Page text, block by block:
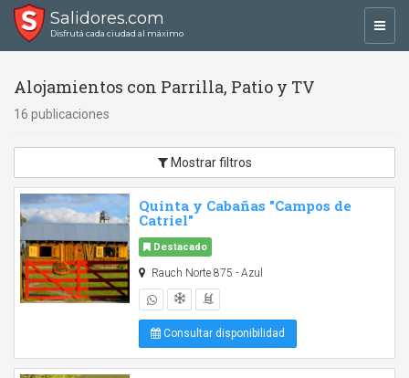
Salidores.com
Disfrutá cada ciudad al máximo
Alojamientos con Parrilla, Patio y TV
16 publicaciones
Mostrar filtros
Quinta y Cabañas "Campos de
Catriel"
Destacado
Rauch Norte 875 - Azul
Consultar disponibilidad